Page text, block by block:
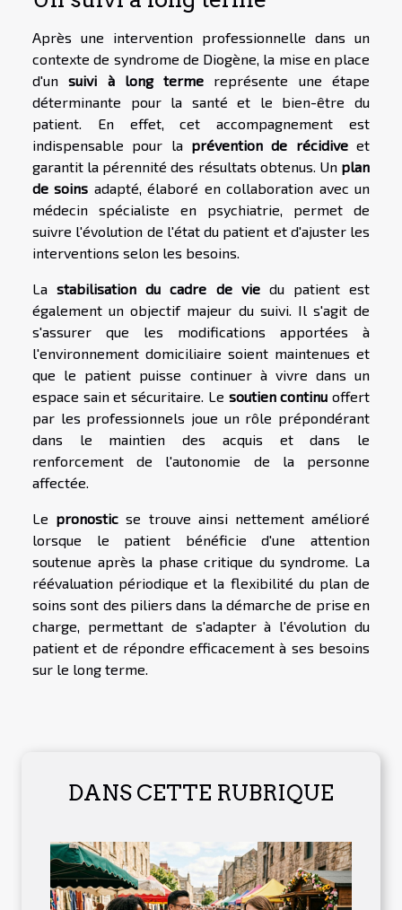
Après une intervention professionnelle dans un
contexte de syndrome de Diogène, la mise en place
d'unsuivi à long terme représente une étape
déterminante pour la santé et le bien-être du
patient. En effet, cet accompagnement est
indispensable pour la prévention de récidiveet
garantit la pérennité des résultats obtenus. Un plan
de soins adapté, élaboré en collaboration avec un
médecin spécialiste en psychiatrie, permet de
suivre l'évolution de l'état du patient et d'ajuster les
interventions selon les besoins.
Lastabilisation du cadre de viedu patient est
également un objectif majeur du suivi. Il s'agit de
s'assurer que les modifications apportées à
l'environnement domiciliaire soient maintenues et
que le patient puisse continuer à vivre dans un
espace sain et sécuritaire. Le soutien continu offert
par les professionnels joue un rôle prépondérant
dans le maintien des acquis et dans le
renforcement de l'autonomie de la personne
affectée.
Le pronostic se trouve ainsi nettement amélioré
lorsque le patient bénéficie d'une attention
soutenue après la phase critique du syndrome. La
réévaluation périodique et la flexibilité du plan de
soins sont des piliers dans la démarche de prise en
charge, permettant de s'adapter à l'évolution du
patient et de répondre efficacement à ses besoins
sur le long terme.
DANS CETTE RUBRIQUE